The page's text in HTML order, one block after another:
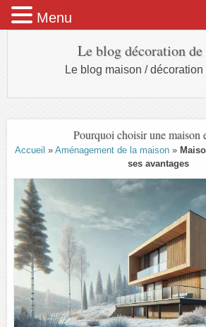
Le blog décoration de
Le blog maison /
Pourquoi choisir une maison
Accueil » Aménagement de la maison »
ses avantages
Menu